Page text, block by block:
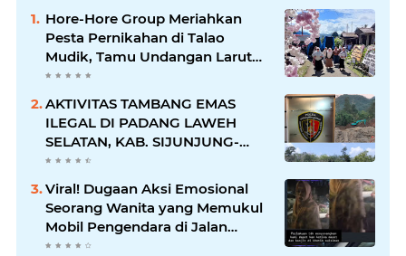
Hore-Hore Group Meriahkan
Pesta Pernikahan di Talao
Mudik, Tamu Undangan Larut
dalam Suasana Penuh
AKTIVITAS TAMBANG EMAS
ILEGAL DI PADANG LAWEH
SELATAN, KAB. SIJUNJUNG-
SUMBAR SEMAKIN
MERAJALELA
Viral! Dugaan Aksi Emosional
Seorang Wanita yang Memukul
Mobil Pengendara di Jalan
Khatib Sulaiman